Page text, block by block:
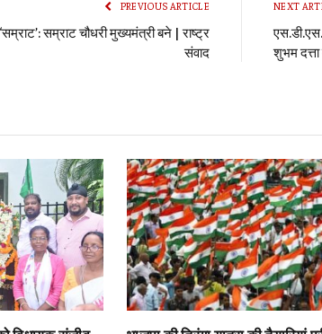
PREVIOUS ARTICLE
‘सम्राट’: सम्राट चौधरी मुख्यमंत्री बने | राष्ट्र
संवाद
NEXT
शुभम